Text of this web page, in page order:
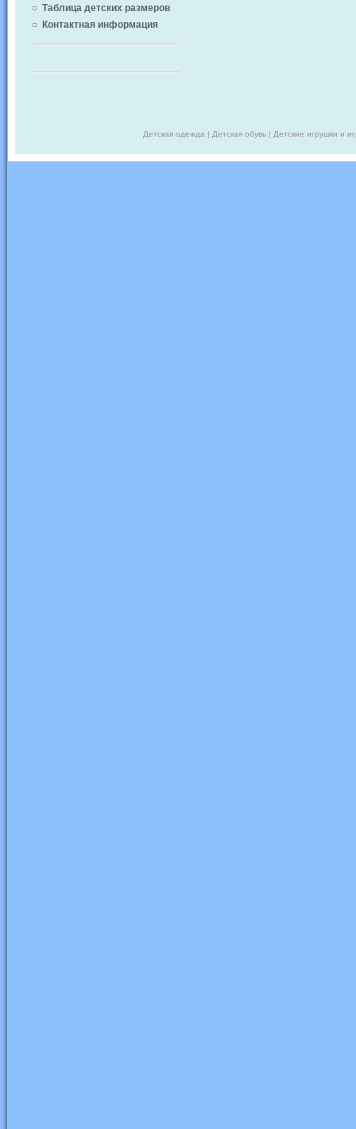
Таблица детских размеров
Контактная информация
Детская одежда | Детская обувь | Детские игрушки